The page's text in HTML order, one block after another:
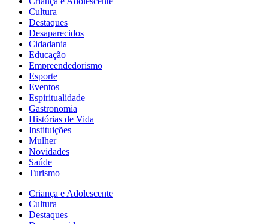
Cultura
Destaques
Desaparecidos
Cidadania
Educação
Empreendedorismo
Esporte
Eventos
Espiritualidade
Gastronomia
Histórias de Vida
Instituições
Mulher
Novidades
Saúde
Turismo
Criança e Adolescente
Cultura
Destaques